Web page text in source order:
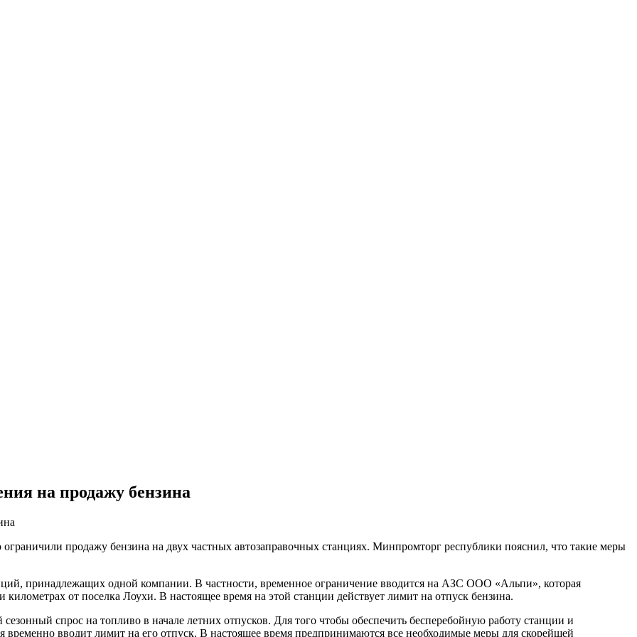
на продажу бензина
продажу бензина на двух частных автозаправочных станциях. Минпромторг республики пояснил, что такие меры
принадлежащих одной компании. В частности, временное ограничение вводится на АЗС ООО «Альпи», которая
от поселка Лоухи. В настоящее время на этой станции действует лимит на отпуск бензина.
спрос на топливо в начале летних отпусков. Для того чтобы обеспечить бесперебойную работу станции и
вводит лимит на его отпуск. В настоящее время предпринимаются все необходимые меры для скорейшей